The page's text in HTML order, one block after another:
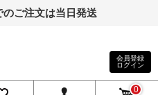
ご注文は当日発送
会員登録
ログイン
0